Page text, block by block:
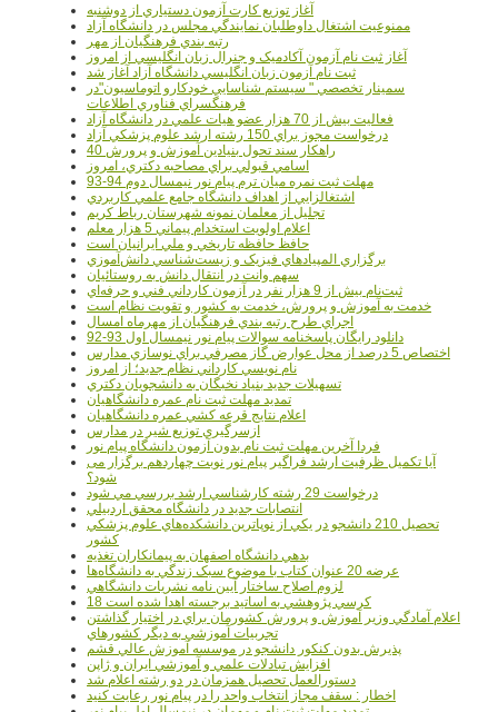
آغاز توزيع کارت آزمون دستياري از دوشنبه
ممنوعيت اشتغال داوطلبان نمايندگي مجلس در دانشگاه آزاد
رتبه بندي فرهنگيان از مهر
آغاز ثبت نام آزمون آکادميک و جنرال زبان انگليسي از امروز
ثبت نام آزمون زبان انگليسي دانشگاه آزاد آغاز شد
سمينار تخصصي " سيستم شناسايي خودکارو اتوماسيون"در
فرهنگسراي فناوري اطلاعات
فعاليت بيش از 70 هزار عضو هيات علمي در دانشگاه آزاد
درخواست مجوز براي 150 رشته ارشد علوم پزشکي آزاد
40 راهکار سند تحول بنيادين آموزش و پرورش
اسامي قبولي براي مصاحبه دکتري، امروز
مهلت ثبت نمره میان ترم پیام نور نیمسال دوم 94-93
اشتغالزايي از اهداف دانشگاه جامع علمي کاربردي
تجليل از معلمان نمونه شهرستان رباط کريم
اعلام اولويت استخدام پيماني 5 هزار معلم
حافظ حافظه تاريخي و ملي ايرانيان است
برگزاري المپيادهاي فيزيک و زيست‌شناسي دانش‌آموزي
سهم وانت در انتقال دانش به روستائيان
ثبت‌نام بيش از 9 هزار نفر در آزمون کارداني فني و حرفه‌اي
خدمت به آموزش و پرورش، خدمت به کشور و تقويت نظام است
اجراي طرح رتبه بندي فرهنگيان از مهرماه امسال
دانلود رایگان پاسخنامه سوالات پیام نور نیمسال اول 93-92
اختصاص 5 درصد از محل عوارض گاز مصرفي براي نوسازي مدارس
نام نويسي کارداني نظام جديد؛ از امروز
تسهيلات جديد بنياد نخبگان به دانشجويان دکتري
تمديد مهلت ثبت نام عمره دانشگاهيان
اعلام نتايج قرعه کشي عمره دانشگاهيان
ازسرگيري توزيع شير در مدارس
فردا آخرین مهلت ثبت نام بدون آزمون دانشگاه پیام نور
آیا تکمیل ظرفیت ارشد فراگیر پیام نور نوبت چهاردهم برگزار می
شود؟
درخواست 29 رشته کارشناسي ارشد بررسي مي شود
انتصابات جديد در دانشگاه محقق اردبيلي
تحصيل 210 دانشجو در يکي از نوپاترين دانشکده‌هاي علوم پزشکي
کشور
بدهي دانشگاه اصفهان به پيمانکاران تغذيه
عرضه 20 عنوان کتاب با موضوع سبک زندگي به دانشگاه‌ها
لزوم اصلاح ساختار آيين نامه نشريات دانشگاهي
18 کرسي پژوهشي به اساتيد برجسته اهدا شده است
اعلام آمادگي وزير آموزش و پرورش کشورمان براي در اختيار گذاشتن
تجربيات آموزشي به ديگر کشورهاي
پذيرش بدون کنکور دانشجو در موسسه آموزش عالي قشم
افزايش تبادلات علمي و آموزشي ايران و ژاپن
دستورالعمل تحصیل همزمان در دو رشته اعلام شد
اخطار : سقف مجاز انتخاب واحد را در پیام نور رعایت کنید